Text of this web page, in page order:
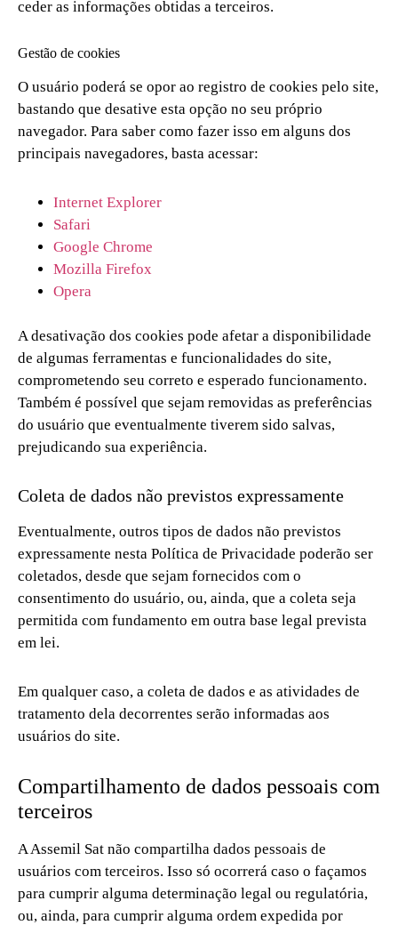
ceder as informações obtidas a terceiros.
Gestão de cookies
O usuário poderá se opor ao registro de cookies pelo site,
bastando que desative esta opção no seu próprio
navegador. Para saber como fazer isso em alguns dos
principais navegadores, basta acessar:
Internet Explorer
Safari
Google Chrome
Mozilla Firefox
Opera
A desativação dos cookies pode afetar a disponibilidade
de algumas ferramentas e funcionalidades do site,
comprometendo seu correto e esperado funcionamento.
Também é possível que sejam removidas as preferências
do usuário que eventualmente tiverem sido salvas,
prejudicando sua experiência.
Coleta de dados não previstos expressamente
Eventualmente, outros tipos de dados não previstos
expressamente nesta Política de Privacidade poderão ser
coletados, desde que sejam fornecidos com o
consentimento do usuário, ou, ainda, que a coleta seja
permitida com fundamento em outra base legal prevista
em lei.
Em qualquer caso, a coleta de dados e as atividades de
tratamento dela decorrentes serão informadas aos
usuários do site.
Compartilhamento de dados pessoais com
terceiros
A Assemil Sat não compartilha dados pessoais de
usuários com terceiros. Isso só ocorrerá caso o façamos
para cumprir alguma determinação legal ou regulatória,
ou, ainda, para cumprir alguma ordem expedida por